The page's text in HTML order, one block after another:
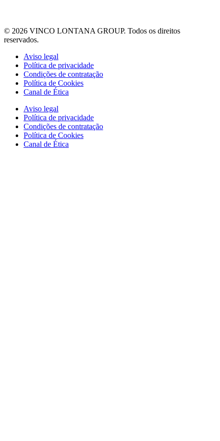
© 2026 VINCO LONTANA GROUP. Todos os direitos
reservados.
Aviso legal
Política de privacidade
Condições de contratação
Política de Cookies
Canal de Ética
Aviso legal
Política de privacidade
Condições de contratação
Política de Cookies
Canal de Ética